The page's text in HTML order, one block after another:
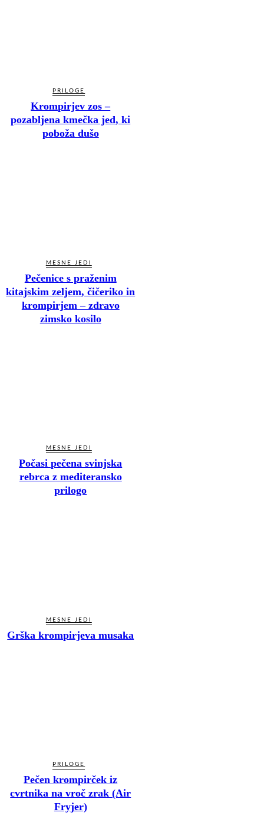
PRILOGE
Krompirjev zos –
pozabljena kmečka jed, ki
poboža dušo
MESNE JEDI
Pečenice s praženim
kitajskim zeljem, čičeriko in
krompirjem – zdravo
zimsko kosilo
MESNE JEDI
Počasi pečena svinjska
rebrca z mediteransko
prilogo
MESNE JEDI
Grška krompirjeva musaka
PRILOGE
Pečen krompirček iz
cvrtnika na vroč zrak (Air
Fryjer)